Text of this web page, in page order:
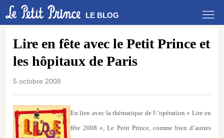
LE BLOG
Lire en fête avec le Petit Prince et
les hôpitaux de Paris
5 octobre 2008
En lien avec la thématique de l\’opération « Lire en
fête 2008 », Le Petit Prince, comme bien d’autres